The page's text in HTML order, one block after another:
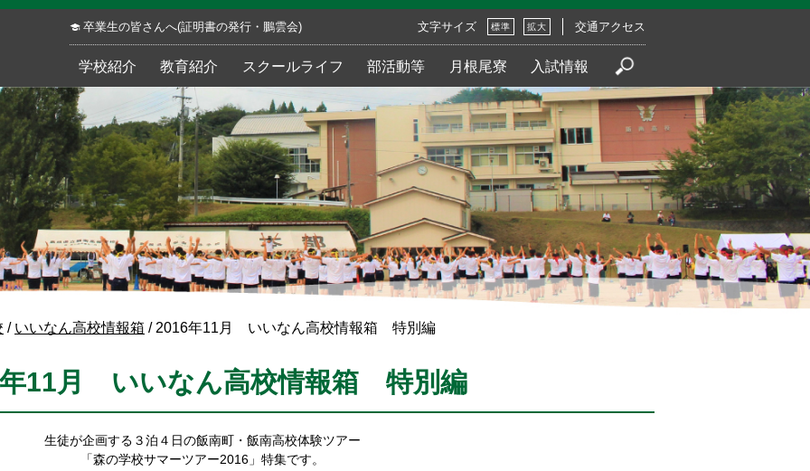
卒業生の皆さんへ(証明書の発行・鵬雲会) 文字サイズ 標準 拡大 交通アクセス
学校紹介 教育紹介 スクールライフ 部活動等 月根尾寮 入試情報
/ いいなん高校情報箱 / 2016年11月 いいなん高校情報箱 特別編
11月 いいなん高校情報箱 特別編
生徒が企画する３泊４日の飯南町・飯南高校体験ツアー
「森の学校サマーツアー2016」特集です。